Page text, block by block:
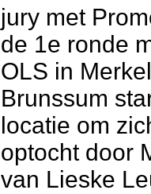
jury met
de 1e ronde
OLS in
Brunssum
locatie om
optocht door
van Lieske